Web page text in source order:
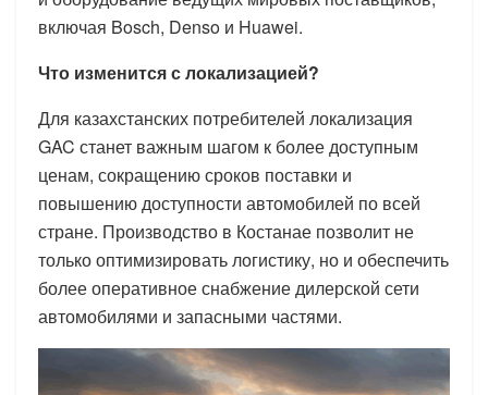
включая Bosch, Denso и Huawei.
Что изменится с локализацией?
Для казахстанских потребителей локализация
GAC станет важным шагом к более доступным
ценам, сокращению сроков поставки и
повышению доступности автомобилей по всей
стране. Производство в Костанае позволит не
только оптимизировать логистику, но и обеспечить
более оперативное снабжение дилерской сети
автомобилями и запасными частями.